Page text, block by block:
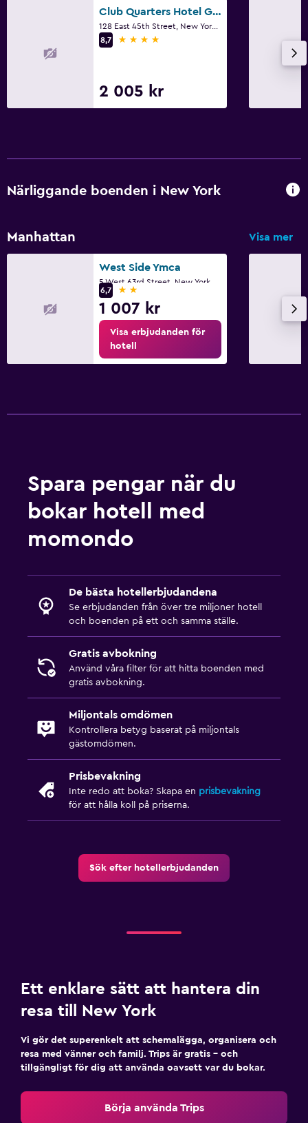
Club Quarters Hotel Grand Central
128 East 45th Street, New York, NY
8,7
4 stjärnor
2 005 kr
Närliggande boenden i New York
Manhattan Visa mer
West Side Ymca
6,7
2 stjärnor
1 007 kr
Visa erbjudanden för
hotell
Spara pengar när du
bokar hotell med
momondo
De bästa hotellerbjudandena
Se erbjudanden från över tre miljoner hotell
och boenden på ett och samma ställe.
Gratis avbokning
Använd våra filter för att hitta boenden med
gratis avbokning.
Miljontals omdömen
Kontrollera betyg baserat på miljontals
gästomdömen.
Prisbevakning
Inte redo att boka? Skapa en prisbevakning
för att hålla koll på priserna.
Sök efter hotellerbjudanden
Ett enklare sätt att hantera din
resa till New York
Vi gör det superenkelt att schemalägga, organisera och
resa med vänner och familj. Trips är gratis – och
tillgängligt för dig att använda oavsett var du bokar.
Börja använda Trips